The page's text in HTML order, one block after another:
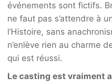
événements sont fictifs.
ne faut pas s’attendre à
l’Histoire, sans
n’enlève rien au charme
qui est réussi.
Le casting est vraiment